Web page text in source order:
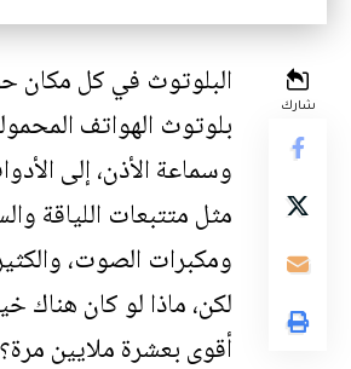
شارك
البلوتوث في كل مكان
بلوتوث الهواتف
وسماعة الأذن، إلى
مثل متتبعات اللياقة
ومكبرات الصوت،
لكن، ماذا لو كان هناك
أقوى بعشرة ملايين مرة؟